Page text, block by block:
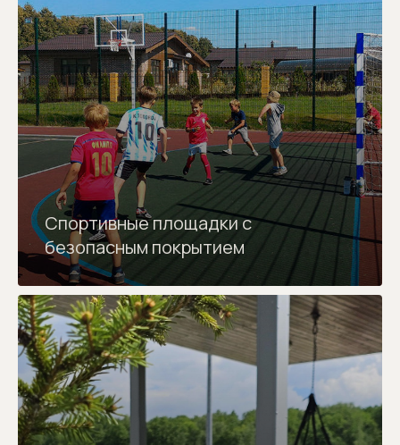
Спортивные площадки с
безопасным покрытием